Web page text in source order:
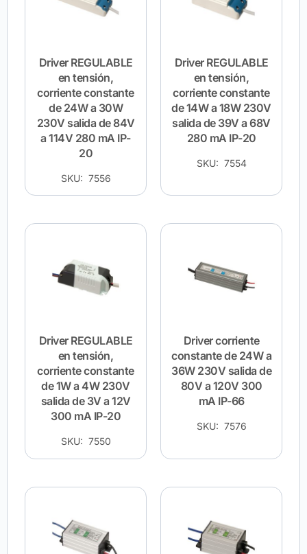
Driver REGULABLE
en tensión,
corriente constante
de 24W a 30W
230V salida de 84V
a 114V 280 mA IP-
20
SKU: 7556
Driver REGULABLE
en tensión,
corriente constante
de 14W a 18W 230V
salida de 39V a 68V
280 mA IP-20
SKU: 7554
Driver REGULABLE
en tensión,
corriente constante
de 1W a 4W 230V
salida de 3V a 12V
300 mA IP-20
SKU: 7550
Driver corriente
constante de 24W a
36W 230V salida de
80V a 120V 300
mA IP-66
SKU: 7576